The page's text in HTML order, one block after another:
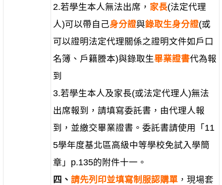
2.若學生本人無法出席， 家長(法定代理
人)可以帶自己身分證與錄取生身分證(或
可以證明法定代理關係之證明文件如戶口
名簿、戶籍謄本)與錄取生畢業證書代為報
到
3.若學生本人及家長(或法定代理人)無法
出席報到，請填寫委託書，由代理人報
到，並繳交畢業證書。委託書請使用「11
5學年度基北區高級中等學校免試入學簡
章」p.135的附件十一。
四、 請先列印並填寫制服認購單，現場套